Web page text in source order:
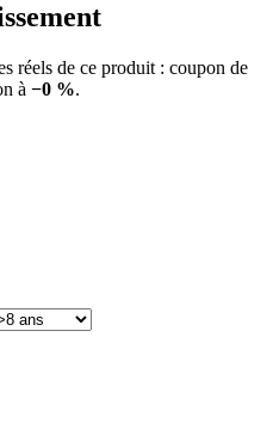
réels de ce produit : coupon de
à −0 %.